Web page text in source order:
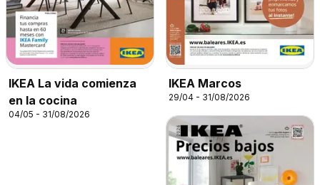
IKEA La vida comienza
en la cocina
04/05 - 31/08/2026
IKEA Marcos
29/04 - 31/08/2026